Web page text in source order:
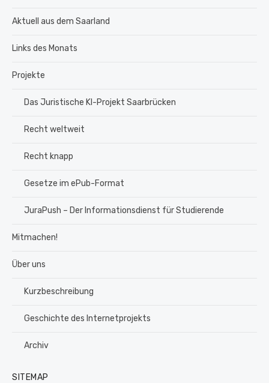
Aktuell aus dem Saarland
Links des Monats
Projekte
Das Juristische KI-Projekt Saarbrücken
Recht weltweit
Recht knapp
Gesetze im ePub-Format
JuraPush – Der Informationsdienst für Studierende
Mitmachen!
Über uns
Kurzbeschreibung
Geschichte des Internetprojekts
Archiv
SITEMAP